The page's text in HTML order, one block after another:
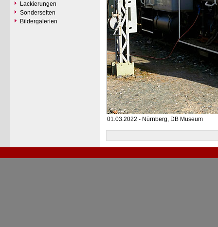
Lackierungen
Sonderseiten
Bildergalerien
01.03.2022 - Nürnberg, DB Museum